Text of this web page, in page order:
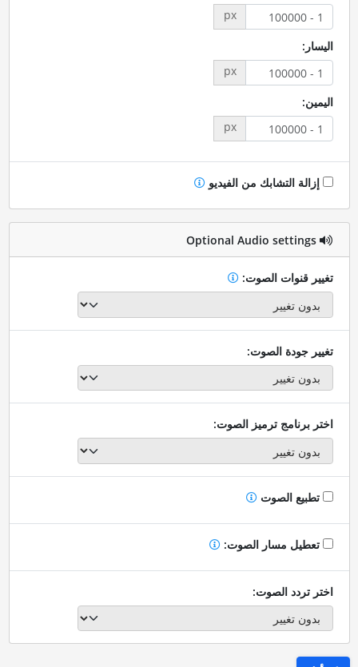
px
اليسار:
px
اليمين:
px
إزالة التشابك من الفيديو
Optional Audio settings
تغيير قنوات الصوت:
تغيير جودة الصوت:
اختر برنامج ترميز الصوت:
تطبيع الصوت
تعطيل مسار الصوت:
اختر تردد الصوت: